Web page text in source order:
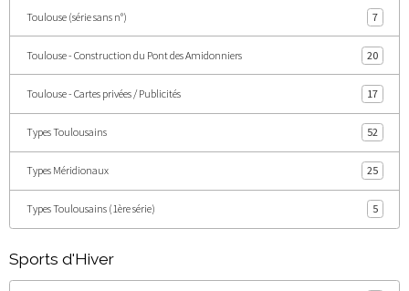
Toulouse (série sans n°) 7
Toulouse - Construction du Pont des Amidonniers 20
Toulouse - Cartes privées / Publicités 17
Types Toulousains 52
Types Méridionaux 25
Types Toulousains (1ère série) 5
Sports d'Hiver